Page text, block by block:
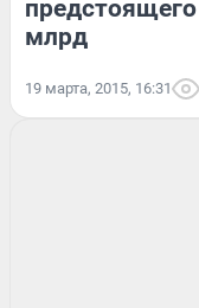
млрд
19 марта, 2015, 16:31